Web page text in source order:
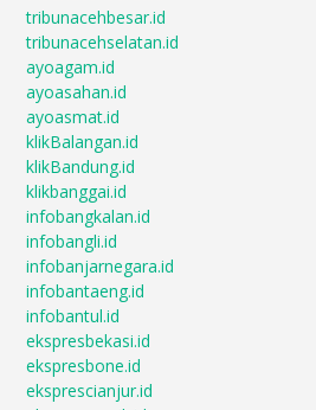
tribunacehbesar.id
tribunacehselatan.id
ayoagam.id
ayoasahan.id
ayoasmat.id
klikBalangan.id
klikBandung.id
klikbanggai.id
infobangkalan.id
infobangli.id
infobanjarnegara.id
infobantaeng.id
infobantul.id
ekspresbekasi.id
ekspresbone.id
eksprescianjur.id